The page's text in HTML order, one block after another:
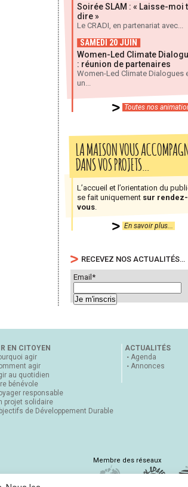
Soirée SLAM : « Laisse-moi
dire »
Le CRADI, en partenariat avec...
SAMEDI 20 JUIN
Women-Led Climate
: réunion de partenaires
Women-Led Climate Dialogues
un...
Toutes nos
LA MAISON VOUS
DANS VOS PROJETS…
L’accueil et l’orientation du
se fait uniquement sur rendez-
vous
En savoir plus...
RECEVEZ NOS ACTUALITÉS…
Email*
EN CITOYEN
agir
agir
au quotidien
bénévole
responsable
projet solidaire
de Développement Durable
ACTUALITÉS
Agenda
Annonces
Membre des réseaux